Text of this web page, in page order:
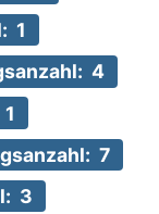
1
4
7
3